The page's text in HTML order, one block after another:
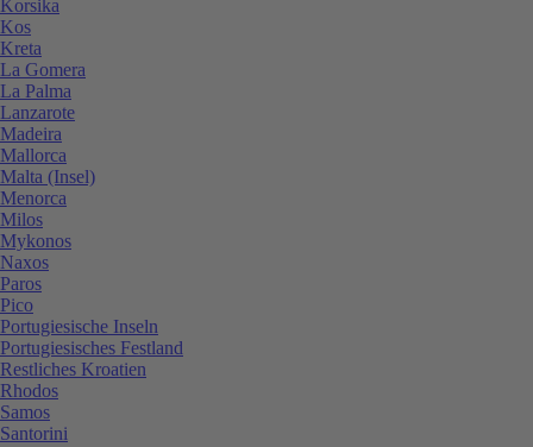
Korsika
Kos
Kreta
La Gomera
La Palma
Lanzarote
Madeira
Mallorca
Malta (Insel)
Menorca
Milos
Mykonos
Naxos
Paros
Pico
Portugiesische Inseln
Portugiesisches Festland
Restliches Kroatien
Rhodos
Samos
Santorini